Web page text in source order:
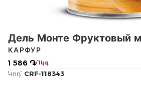
Дель Монте Фруктовый
1 586 ֏/ 1կգ
КАРФУР
Կոդ՝ CRF-118343